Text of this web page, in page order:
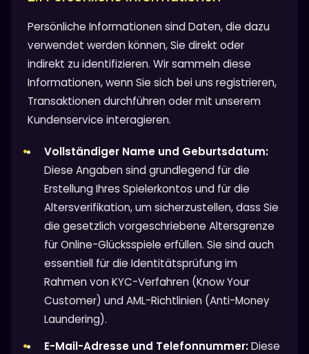
Persönliche Informationen sind Daten, die dazu
verwendet werden können, Sie direkt oder
indirekt zu identifizieren. Wir sammeln diese
Informationen, wenn Sie sich bei uns registrieren,
Transaktionen durchführen oder mit unserem
Kundenservice interagieren.
Vollständiger Name und Geburtsdatum:
Diese Angaben sind grundlegend für die
Erstellung Ihres Spielerkontos und für die
Altersverifikation, um sicherzustellen, dass Sie
die gesetzlich vorgeschriebene Altersgrenze
für Online-Glücksspiele erfüllen. Sie sind auch
essentiell für die Identitätsprüfung im
Rahmen von KYC-Verfahren (Know Your
Customer) und AML-Richtlinien (Anti-Money
Laundering).
E-Mail-Adresse und Telefonnummer:Diese